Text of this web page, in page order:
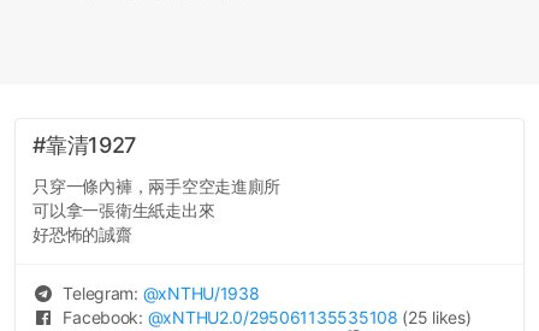
#靠清1927
只穿一條內褲，兩手空空走進廁所
可以拿一張衛生紙走出來
好恐怖的誠齋
Telegram: @xNTHU/1938
Facebook: @xNTHU2.0/295061135535108 (25 likes)